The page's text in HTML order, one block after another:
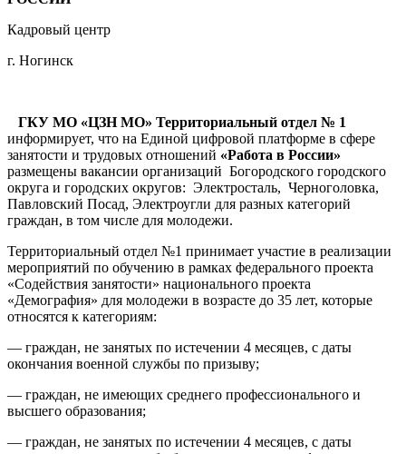
Кадровый центр
г. Ногинск
ГКУ МО «ЦЗН МО» Территориальный отдел № 1
информирует, что на Единой цифровой платформе в сфере
занятости и трудовых отношений «Работа в России»
размещены вакансии организаций Богородского городского
округа и городских округов: Электросталь, Черноголовка,
Павловский Посад, Электроугли для разных категорий
граждан, в том числе для молодежи.
Территориальный отдел №1 принимает участие в реализации
мероприятий по обучению в рамках федерального проекта
«Содействия занятости» национального проекта
«Демография» для молодежи в возрасте до 35 лет, которые
относятся к категориям:
— граждан, не занятых по истечении 4 месяцев, с даты
окончания военной службы по призыву;
— граждан, не имеющих среднего профессионального и
высшего образования;
— граждан, не занятых по истечении 4 месяцев, с даты